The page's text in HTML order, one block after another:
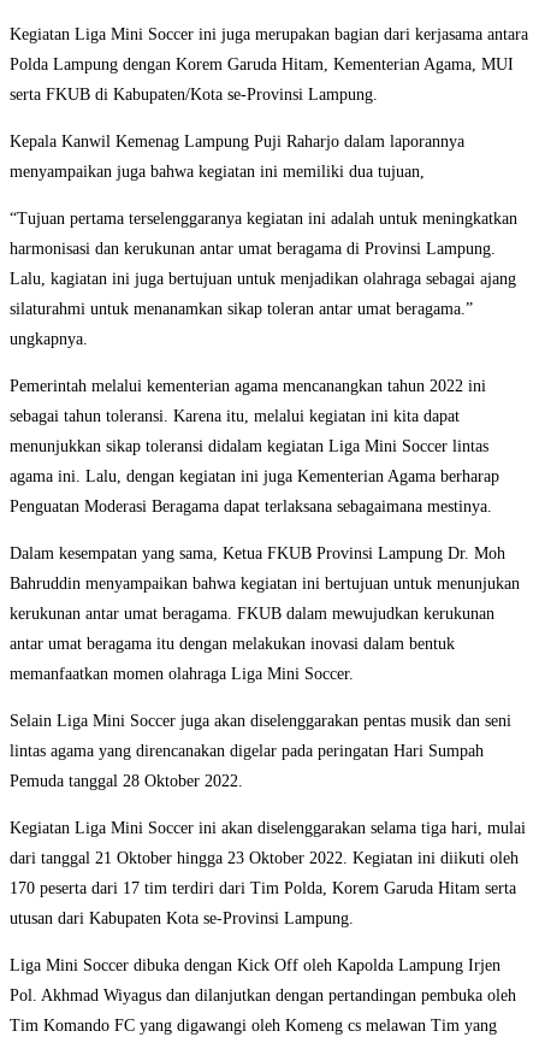
Kegiatan Liga Mini Soccer ini juga merupakan bagian dari kerjasama antara
Polda Lampung dengan Korem Garuda Hitam, Kementerian Agama, MUI
serta FKUB di Kabupaten/Kota se-Provinsi Lampung.
Kepala Kanwil Kemenag Lampung Puji Raharjo dalam laporannya
menyampaikan juga bahwa kegiatan ini memiliki dua tujuan,
“Tujuan pertama terselenggaranya kegiatan ini adalah untuk meningkatkan
harmonisasi dan kerukunan antar umat beragama di Provinsi Lampung.
Lalu, kagiatan ini juga bertujuan untuk menjadikan olahraga sebagai ajang
silaturahmi untuk menanamkan sikap toleran antar umat beragama.”
ungkapnya.
Pemerintah melalui kementerian agama mencanangkan tahun 2022 ini
sebagai tahun toleransi. Karena itu, melalui kegiatan ini kita dapat
menunjukkan sikap toleransi didalam kegiatan Liga Mini Soccer lintas
agama ini. Lalu, dengan kegiatan ini juga Kementerian Agama berharap
Penguatan Moderasi Beragama dapat terlaksana sebagaimana mestinya.
Dalam kesempatan yang sama, Ketua FKUB Provinsi Lampung Dr. Moh
Bahruddin menyampaikan bahwa kegiatan ini bertujuan untuk menunjukan
kerukunan antar umat beragama. FKUB dalam mewujudkan kerukunan
antar umat beragama itu dengan melakukan inovasi dalam bentuk
memanfaatkan momen olahraga Liga Mini Soccer.
Selain Liga Mini Soccer juga akan diselenggarakan pentas musik dan seni
lintas agama yang direncanakan digelar pada peringatan Hari Sumpah
Pemuda tanggal 28 Oktober 2022.
Kegiatan Liga Mini Soccer ini akan diselenggarakan selama tiga hari, mulai
dari tanggal 21 Oktober hingga 23 Oktober 2022. Kegiatan ini diikuti oleh
170 peserta dari 17 tim terdiri dari Tim Polda, Korem Garuda Hitam serta
utusan dari Kabupaten Kota se-Provinsi Lampung.
Liga Mini Soccer dibuka dengan Kick Off oleh Kapolda Lampung Irjen
Pol. Akhmad Wiyagus dan dilanjutkan dengan pertandingan pembuka oleh
Tim Komando FC yang digawangi oleh Komeng cs melawan Tim yang